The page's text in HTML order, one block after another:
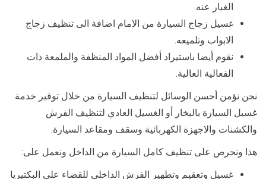
الغبار عنه.
غسيل زجاج السيارة من الامام اضافة الى تنظيف زجاج
الابواب وتلميعه.
نقوم أيضا باستيراد أفضل المواد المنظفة والملمعة ذات
الفعالية العالية.
نحن نؤمن أحسن الوسائل لتنظيف السيارة من خلال توفير خدمة
غسيل السيارة بالبخار أو الغسيل العادي لتنظيف الفرش
والكشنات والاجهزة الكهربائية وسقف ومقاعد السيارة.
هذا ونحرص على تنظيف كامل السيارة من الداخل ونعمل على:
غسيل وتعقيم وتطهير الفرش الداخلي للقضاء على البكتيريا